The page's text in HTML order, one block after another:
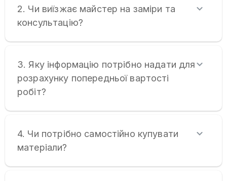
2. Чи виїзжає майстер на заміри та
консультацію?
3. Яку інформацію потрібно надати для
розрахунку попередньої вартості
робіт?
4. Чи потрібно самостійно купувати
матеріали?